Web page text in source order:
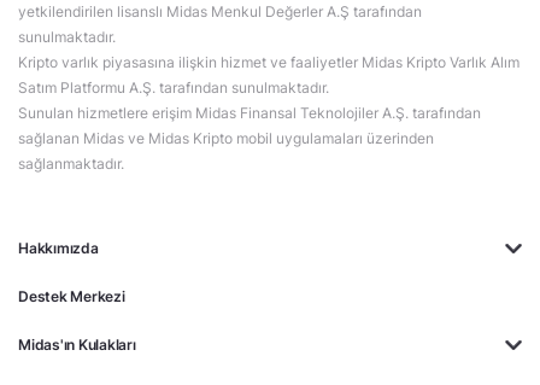
Hakkımızda
Destek Merkezi
Midas'ın Kulakları
yetkilendirilen lisanslı Midas Menkul Değerler A.Ş tarafından
sunulmaktadır.
Kripto varlık piyasasına ilişkin hizmet ve faaliyetler Midas Kripto Varlık Alım
Satım Platformu A.Ş. tarafından sunulmaktadır.
Sunulan hizmetlere erişim Midas Finansal Teknolojiler A.Ş. tarafından
sağlanan Midas ve Midas Kripto mobil uygulamaları üzerinden
sağlanmaktadır.